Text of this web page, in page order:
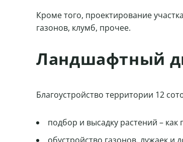
Кроме того, проектирование
газонов, клумб, прочее.
Ландшафтный
Благоустройство территории 12
подбор и высадку растений –